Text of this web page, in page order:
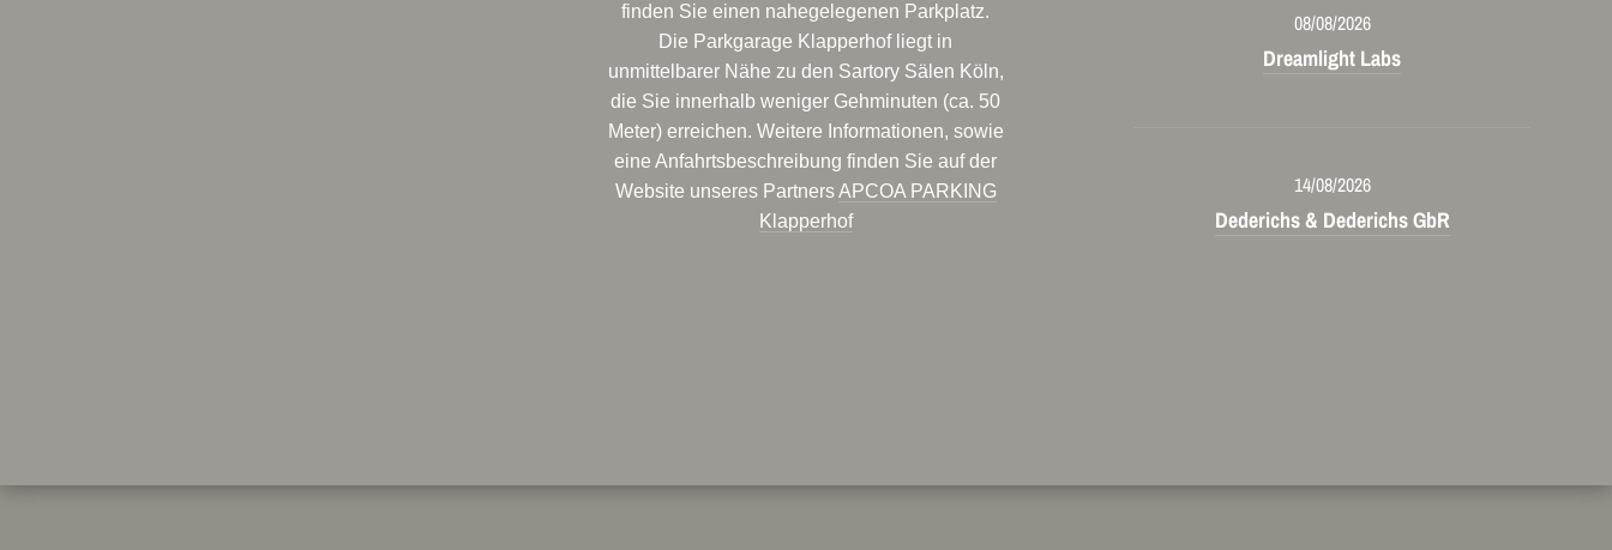
finden Sie einen nahegelegenen Parkplatz.
Die Parkgarage Klapperhof liegt in
unmittelbarer Nähe zu den Sartory Sälen Köln,
die Sie innerhalb weniger Gehminuten (ca. 50
Meter) erreichen. Weitere Informationen, sowie
eine Anfahrtsbeschreibung finden Sie auf der
Website unseres PartnersAPCOA PARKING
Klapperhof
08/08/2026
Dreamlight Labs
14/08/2026
Dederichs & Dederichs GbR